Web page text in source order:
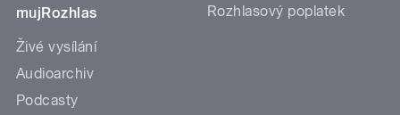
mujRozhlas
Živé vysílání
Audioarchiv
Podcasty
Rozhlasový poplatek